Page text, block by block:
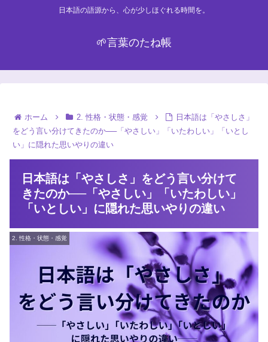
日本語の語源から、心が少しほぐれる時間を。
🌱言葉のたね帳
ホーム 2. 性格・状態・感覚
日本語は「やさしさ」
をどう言い分けてきたのか──「やさしい」「いたわしい」「いとし
い」に隠れた思いやりの違い
日本語は「やさしさ」をどう言い分けて
きたのか──「やさしい」「いたわしい」
「いとしい」に隠れた思いやりの違い
2. 性格・状態・感覚